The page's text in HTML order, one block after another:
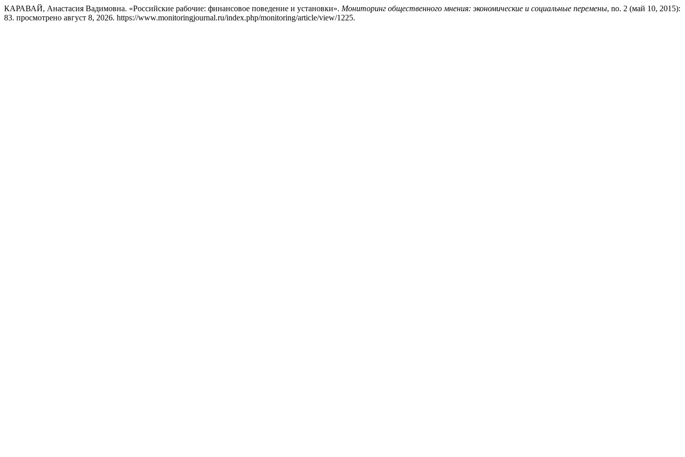
КАРАВАЙ, Анастасия Вадимовна. «Российские рабочие: финансовое поведение и установки». Мониторинг общественного мнения: экономические и социальные перемены, no. 2 (май 10, 2015):
83. просмотрено август 8, 2026. https://www.monitoringjournal.ru/index.php/monitoring/article/view/1225.